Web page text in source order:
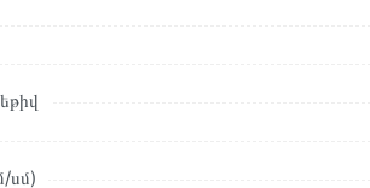
է 14 օրվա ընթացքում:
սմ)